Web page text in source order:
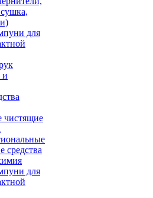
для
и
чистящие
средства
для